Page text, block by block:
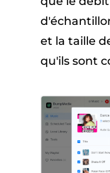
et la taille
qu'ils sont